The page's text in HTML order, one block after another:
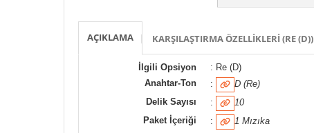
AÇIKLAMA KARŞILAŞTIRMA ÖZELLIKLERI (RE (D))
İlgili Opsiyon
: Re (D)
Anahtar-Ton
:
D (Re)
Delik Sayısı
:
10
Paket İçeriği
:
1 Mızıka